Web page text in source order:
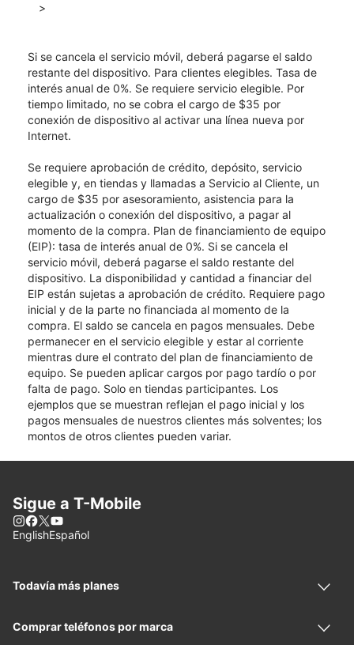
>
Si se cancela el servicio móvil, deberá pagarse el saldo
restante del dispositivo. Para clientes elegibles. Tasa de
interés anual de 0%. Se requiere servicio elegible. Por
tiempo limitado, no se cobra el cargo de $35 por
conexión de dispositivo al activar una línea nueva por
Internet.
Se requiere aprobación de crédito, depósito, servicio
elegible y, en tiendas y llamadas a Servicio al Cliente, un
cargo de $35 por asesoramiento, asistencia para la
actualización o conexión del dispositivo, a pagar al
momento de la compra. Plan de financiamiento de equipo
(EIP): tasa de interés anual de 0%. Si se cancela el
servicio móvil, deberá pagarse el saldo restante del
dispositivo. La disponibilidad y cantidad a financiar del
EIP están sujetas a aprobación de crédito. Requiere pago
inicial y de la parte no financiada al momento de la
compra. El saldo se cancela en pagos mensuales. Debe
permanecer en el servicio elegible y estar al corriente
mientras dure el contrato del plan de financiamiento de
equipo. Se pueden aplicar cargos por pago tardío o por
falta de pago. Solo en tiendas participantes. Los
ejemplos que se muestran reflejan el pago inicial y los
pagos mensuales de nuestros clientes más solventes; los
montos de otros clientes pueden variar.